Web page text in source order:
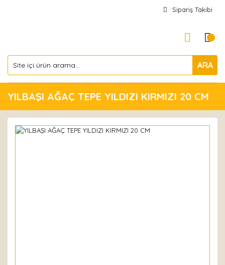
Sipariş Takibi
ARA
YILBAŞI AĞAÇ TEPE YILDIZI KIRMIZI 20 CM